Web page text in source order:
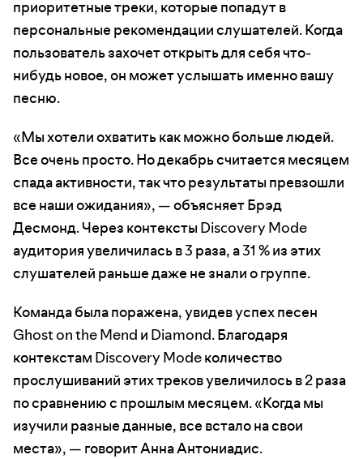
приоритетные треки, которые попадут в
персональные рекомендации слушателей. Когда
пользователь захочет открыть для себя что-
нибудь новое, он может услышать именно вашу
песню.
«Мы хотели охватить как можно больше людей.
Все очень просто. Но декабрь считается месяцем
спада активности, так что результаты превзошли
все наши ожидания», — объясняет Брэд
Десмонд. Через контексты Discovery Mode
аудитория увеличилась в 3 раза, а 31 % из этих
слушателей раньше даже не знали о группе.
Команда была поражена, увидев успех песен
Ghost on the Mend и Diamond. Благодаря
контекстам Discovery Mode количество
прослушиваний этих треков увеличилось в 2 раза
по сравнению с прошлым месяцем. «Когда мы
изучили разные данные, все встало на свои
места», — говорит Анна Антониадис.